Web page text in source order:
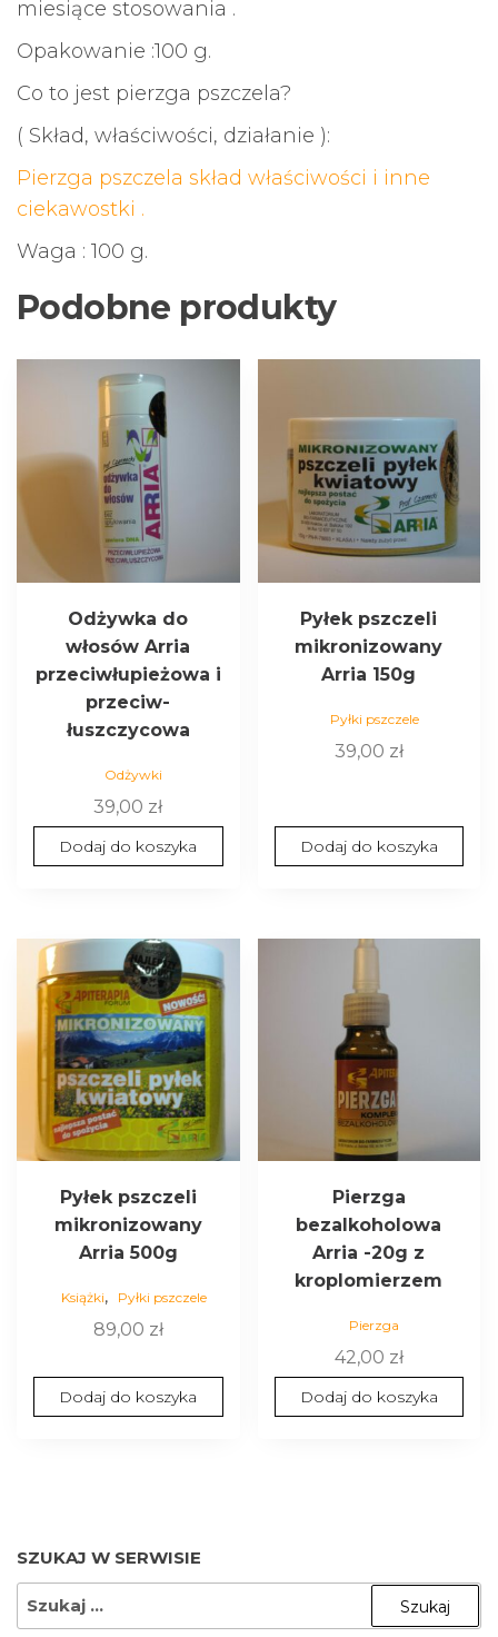
miesiące stosowania .
Opakowanie :100 g.
Co to jest pierzga pszczela?
( Skład, właściwości, działanie ):
Pierzga pszczela skład właściwości i inne
ciekawostki .
Waga : 100 g.
Podobne produkty
Odżywka do
włosów Arria
przeciwłupieżowa i
przeciw-
łuszczycowa
Odżywki
39,00 zł
Dodaj do koszyka
Pyłek pszczeli
mikronizowany
Arria 150g
Pyłki pszczele
39,00 zł
Dodaj do koszyka
Pyłek pszczeli
mikronizowany
Arria 500g
Książki, Pyłki pszczele
89,00 zł
Dodaj do koszyka
Pierzga
bezalkoholowa
Arria -20g z
kroplomierzem
Pierzga
42,00 zł
Dodaj do koszyka
SZUKAJ W SERWISIE
SZUKAJ: